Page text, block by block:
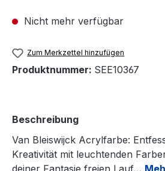
Nicht mehr verfügbar
Zum Merkzettel hinzufügen
Produktnummer: SEE10367
Beschreibung
Van Bleiswijck Acrylfarbe:
Kreativität mit leuchtenden